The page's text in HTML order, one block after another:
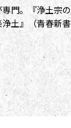
門。『浄土宗
土』（青春新